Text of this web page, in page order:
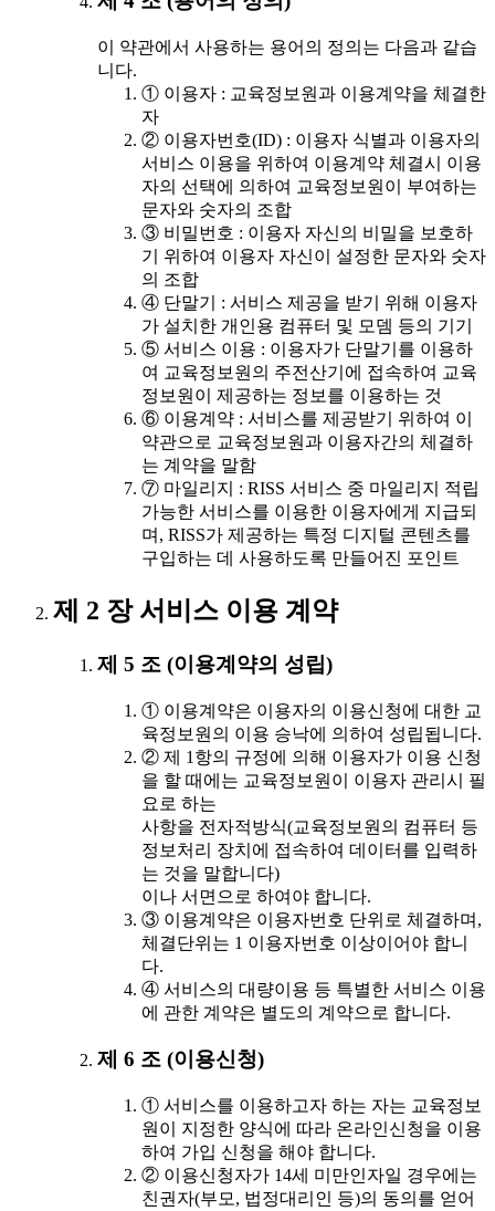
이 약관에서 사용하는 용어의 정의는 다음과 같습
니다.
① 이용자 : 교육정보원과 이용계약을 체결한
자
② 이용자번호(ID) : 이용자 식별과 이용자의
서비스 이용을 위하여 이용계약 체결시 이용
자의 선택에 의하여 교육정보원이 부여하는
문자와 숫자의 조합
③ 비밀번호 : 이용자 자신의 비밀을 보호하
기 위하여 이용자 자신이 설정한 문자와 숫자
의 조합
④ 단말기 : 서비스 제공을 받기 위해 이용자
가 설치한 개인용 컴퓨터 및 모뎀 등의 기기
⑤ 서비스 이용 : 이용자가 단말기를 이용하
여 교육정보원의 주전산기에 접속하여 교육
정보원이 제공하는 정보를 이용하는 것
⑥ 이용계약 : 서비스를 제공받기 위하여 이
약관으로 교육정보원과 이용자간의 체결하
는 계약을 말함
⑦ 마일리지 : RISS 서비스 중 마일리지 적립
가능한 서비스를 이용한 이용자에게 지급되
며, RISS가 제공하는 특정 디지털 콘텐츠를
구입하는 데 사용하도록 만들어진 포인트
제 2 장 서비스 이용 계약
제 5 조 (이용계약의 성립)
① 이용계약은 이용자의 이용신청에 대한 교
육정보원의 이용 승낙에 의하여 성립됩니다.
② 제 1항의 규정에 의해 이용자가 이용 신청
을 할 때에는 교육정보원이 이용자 관리시 필
요로 하는
사항을 전자적방식(교육정보원의 컴퓨터 등
정보처리 장치에 접속하여 데이터를 입력하
는 것을 말합니다)
이나 서면으로 하여야 합니다.
③ 이용계약은 이용자번호 단위로 체결하며,
체결단위는 1 이용자번호 이상이어야 합니
다.
④ 서비스의 대량이용 등 특별한 서비스 이용
에 관한 계약은 별도의 계약으로 합니다.
제 6 조 (이용신청)
① 서비스를 이용하고자 하는 자는 교육정보
원이 지정한 양식에 따라 온라인신청을 이용
하여 가입 신청을 해야 합니다.
② 이용신청자가 14세 미만인자일 경우에는
친권자(부모, 법정대리인 등)의 동의를 얻어